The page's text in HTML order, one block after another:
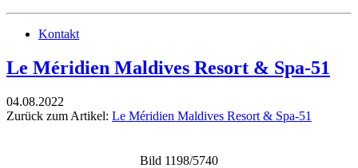
Kontakt
Le Méridien Maldives Resort & Spa-51
04.08.2022
Zurück zum Artikel: Le Méridien Maldives Resort & Spa-51
Bild 1198/5740